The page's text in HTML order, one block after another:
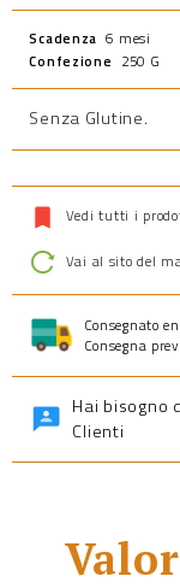
Scadenza 6 mesi
Confezione 250 G
Senza Glutine.
Vedi tutti i
Vai al sito del
Consegnato
Consegna
Hai bisogno
Clienti